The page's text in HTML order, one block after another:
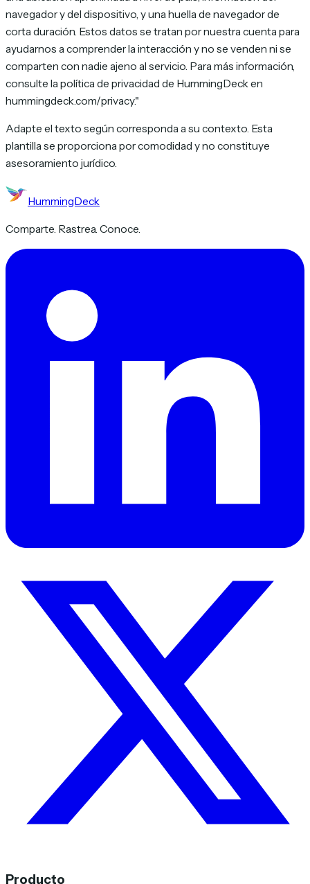
navegador y del dispositivo, y una huella de navegador de
corta duración. Estos datos se tratan por nuestra cuenta para
ayudarnos a comprender la interacción y no se venden ni se
comparten con nadie ajeno al servicio. Para más información,
consulte la política de privacidad de HummingDeck en
hummingdeck.com/privacy."
Adapte el texto según corresponda a su contexto. Esta
plantilla se proporciona por comodidad y no constituye
asesoramiento jurídico.
HummingDeck
Comparte. Rastrea. Conoce.
Producto